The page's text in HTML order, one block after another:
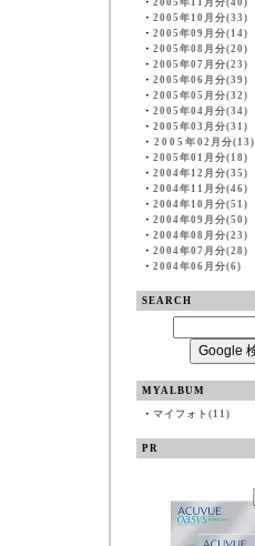
・ 2005年11月分(40)
・ 2005年10月分(33)
・ 2005年09月分(14)
・ 2005年08月分(20)
・ 2005年07月分(23)
・ 2005年06月分(39)
・ 2005年05月分(32)
・ 2005年04月分(34)
・ 2005年03月分(31)
・ 2005年02月分(13)
・ 2005年01月分(18)
・ 2004年12月分(35)
・ 2004年11月分(46)
・ 2004年10月分(51)
・ 2004年09月分(50)
・ 2004年08月分(23)
・ 2004年07月分(28)
・ 2004年06月分(6)
SEARCH
MYALBUM
・ マイフォト(11)
PR